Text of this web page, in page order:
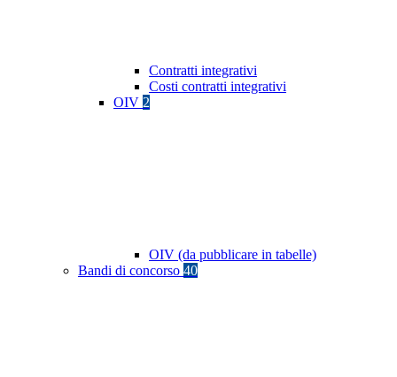
Contratti integrativi
Costi contratti integrativi
OIV 2
OIV (da pubblicare in tabelle)
Bandi di concorso 40